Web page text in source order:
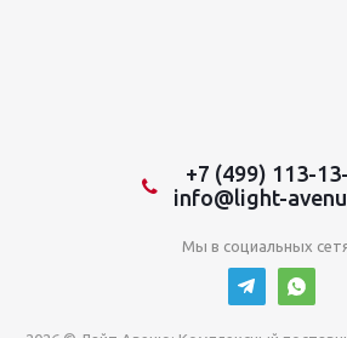
+7 (499) 113-
info@light-
Мы в социальных